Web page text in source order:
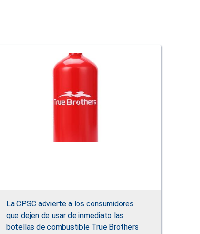
La CPSC advierte a los consumidores
que dejen de usar de inmediato las
botellas de combustible True Brothers